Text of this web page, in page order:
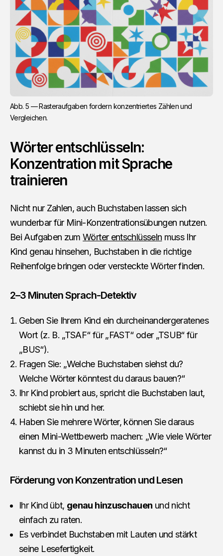
Abb. 5 — Rasteraufgaben fordern konzentriertes Zählen und
Vergleichen.
Wörter entschlüsseln:
Konzentration mit Sprache
trainieren
Nicht nur Zahlen, auch Buchstaben lassen sich
wunderbar für Mini-Konzentrationsübungen nutzen.
Bei Aufgaben zumWörter entschlüsseln muss Ihr
Kind genau hinsehen, Buchstaben in die richtige
Reihenfolge bringen oder versteckte Wörter finden.
2–3 Minuten Sprach-Detektiv
Geben Sie Ihrem Kind ein durcheinandergeratenes
Wort (z. B. „TSAF“ für „FAST“ oder „TSUB“ für
„BUS“).
Fragen Sie: „Welche Buchstaben siehst du?
Welche Wörter könntest du daraus bauen?“
Ihr Kind probiert aus, spricht die Buchstaben laut,
schiebt sie hin und her.
Haben Sie mehrere Wörter, können Sie daraus
einen Mini-Wettbewerb machen: „Wie viele Wörter
kannst du in 3 Minuten entschlüsseln?“
Förderung von Konzentration und Lesen
Ihr Kind übt, genau hinzuschauen und nicht
einfach zu raten.
Es verbindet Buchstaben mit Lauten und stärkt
seine Lesefertigkeit.